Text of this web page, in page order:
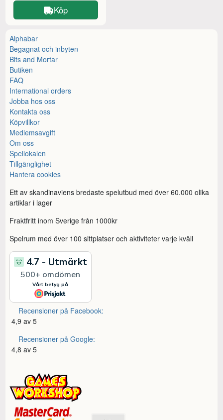
Köp
Alphabar
Begagnat och inbyten
Bits and Mortar
Butiken
FAQ
International orders
Jobba hos oss
Kontakta oss
Köpvillkor
Medlemsavgift
Om oss
Spellokalen
Tillgänglighet
Hantera cookies
Ett av skandinaviens bredaste spelutbud med över 60.000 olika
artiklar i lager
Fraktfritt inom Sverige från 1000kr
Spelrum med över 100 sittplatser och aktiviteter varje kväll
Recensioner på Facebook:
4,9 av 5
Recensioner på Google:
4,8 av 5